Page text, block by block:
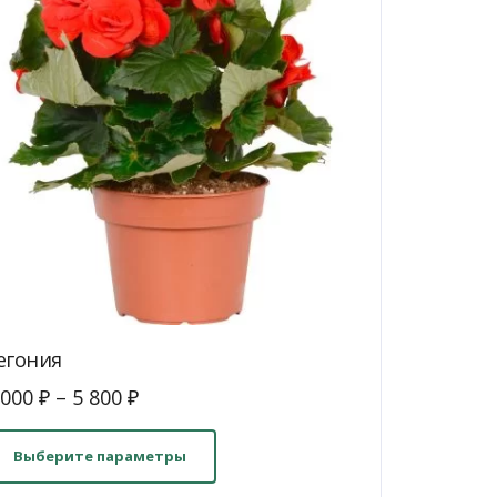
₽ – 5 800₽
Выберите параметры
имеет